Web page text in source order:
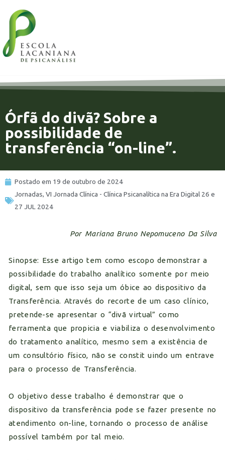
Órfã do divã? Sobre a
possibilidade de
transferência “on-line”.
Postado em 19 de outubro de 2024
Jornadas, VI Jornada Clínica - Clínica Psicanalítica na Era Digital 26 e
27 JUL 2024
Por Mariana Bruno Nepomuceno Da Silva
Sinopse: Esse artigo tem como escopo demonstrar a
possibilidade do trabalho analítico somente por meio
digital, sem que isso seja um óbice ao dispositivo da
Transferência. Através do recorte de um caso clínico,
pretende-se apresentar o “divã virtual” como
ferramenta que propicia e viabiliza o desenvolvimento
do tratamento analítico, mesmo sem a existência de
um consultório físico, não se constit uindo um entrave
para o processo de Transferência.
O objetivo desse trabalho é demonstrar que o
dispositivo da transferência pode se fazer presente no
atendimento on-line, tornando o processo de análise
possível também por tal meio.